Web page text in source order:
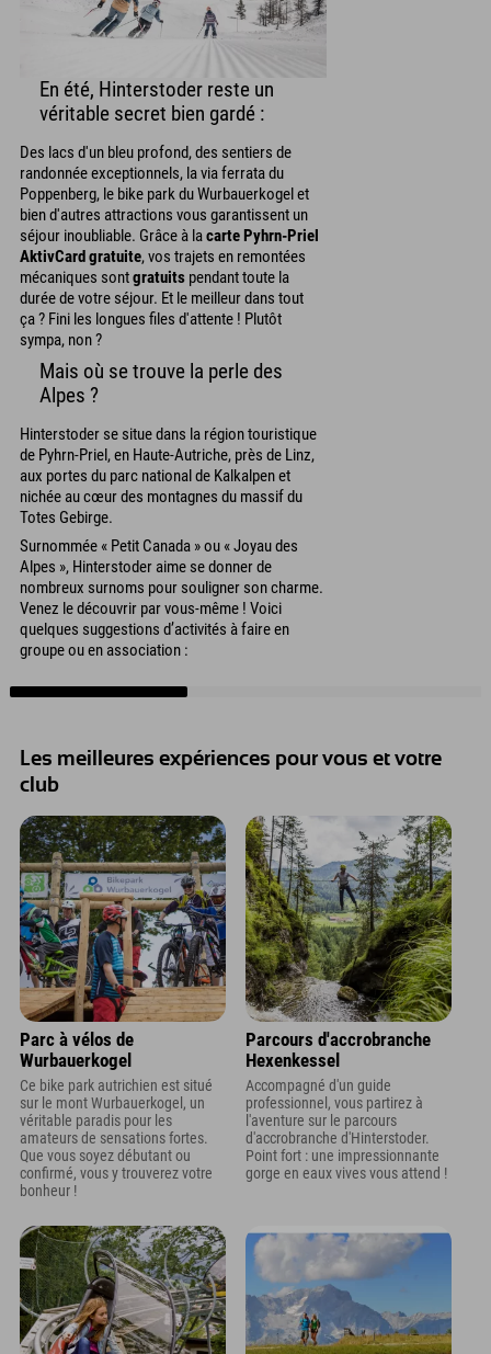
En été, Hinterstoder reste un
véritable secret bien gardé :
Des lacs d'un bleu profond, des sentiers de
randonnée exceptionnels, la via ferrata du
Poppenberg, le bike park du Wurbauerkogel et
bien d'autres attractions vous garantissent un
séjour inoubliable. Grâce à lacarte Pyhrn-Priel
AktivCard gratuite, vos trajets en remontées
mécaniques sontgratuits pendant toute la
durée de votre séjour. Et le meilleur dans tout
ça ? Fini les longues files d'attente ! Plutôt
sympa, non ?
Mais où se trouve la perle des
Alpes ?
Hinterstoder se situe dans la région touristique
de Pyhrn-Priel, en Haute-Autriche, près de Linz,
aux portes du parc national de Kalkalpen et
nichée au cœur des montagnes du massif du
Totes Gebirge.
Surnommée « Petit Canada » ou « Joyau des
Alpes », Hinterstoder aime se donner de
nombreux surnoms pour souligner son charme.
Venez le découvrir par vous-même ! Voici
quelques suggestions d’activités à faire en
groupe ou en association :
Les meilleures expériences pour vous et votre
club
Parc à vélos de
Wurbauerkogel
Ce bike park autrichien est situé
sur le mont Wurbauerkogel, un
véritable paradis pour les
amateurs de sensations fortes.
Que vous soyez débutant ou
confirmé, vous y trouverez votre
bonheur !
Parcours d'accrobranche
Hexenkessel
Accompagné d'un guide
professionnel, vous partirez à
l'aventure sur le parcours
d'accrobranche d'Hinterstoder.
Point fort : une impressionnante
gorge en eaux vives vous attend !